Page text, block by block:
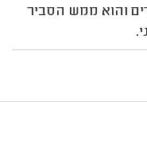
והוא ממש הסביר